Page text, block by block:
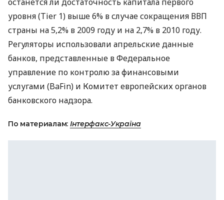
уровня (Tier 1) выше 6% в случае сокращения ВВП
страны на 5,2% в 2009 году и на 2,7% в 2010 году.
Регуляторы использовали апрельские данные
банков, представленные в Федеральное
управление по контролю за финансовыми
услугами (BaFin) и Комитет европейских органов
банковского надзора.
По материалам: Інтерфакс-Україна